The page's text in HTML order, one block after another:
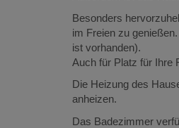
Besonders
im Freien zu
ist vorhanden).
Auch für Platz für Ihre
Die Heizung des
anheizen.
Das Badezimmer